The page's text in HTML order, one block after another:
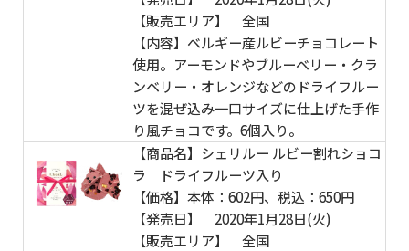
【販売エリア】 全国
【内容】ベルギー産ルビーチョコレート
使用。アーモンドやブルーベリー・クラ
ンベリー・オレンジなどのドライフルー
ツを混ぜ込み一口サイズに仕上げた手作
り風チョコです。6個入り。
【商品名】シェリルー ルビー割れショコ
ラ ドライフルーツ入り
【価格】本体：602円、税込：650円
【発売日】 2020年1月28日(火)
【販売エリア】 全国